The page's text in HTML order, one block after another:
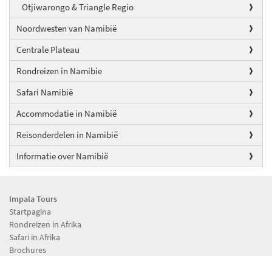
Otjiwarongo & Triangle Regio
Noordwesten van Namibië
Centrale Plateau
Rondreizen in Namibie
Safari Namibië
Accommodatie in Namibië
Reisonderdelen in Namibië
Informatie over Namibië
Impala Tours
Startpagina
Rondreizen in Afrika
Safari in Afrika
Brochures